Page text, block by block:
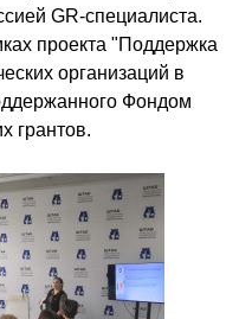
GR-специалиста.
проекта "Поддержка
организаций в
Фондом
грантов.